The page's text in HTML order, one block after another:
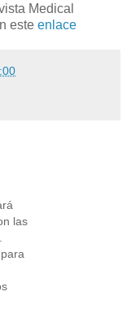
Medical
este enlace
las